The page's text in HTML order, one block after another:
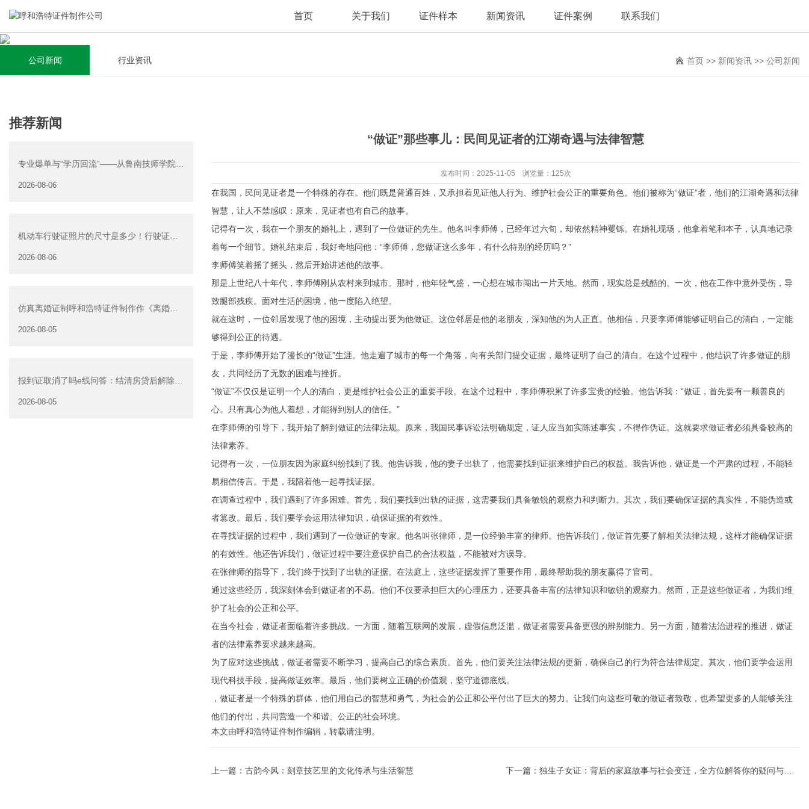
首页 关于我们
关于我们
集研发，设计，制造，安装于一体，多元化的定制需求，为上
千家企业提供过专业定制服务！
查看详情
证件样本 新闻资讯
新闻资讯
全自动流水线规模化生产，准时按期交货，年生产能力超过
40W万方米以上，拥有遍布全国的商务合作伙伴和较为完善的
查看详情
证件案例 联系我们
公司新闻 行业资讯 首页 >> 新闻资讯 >> 公司新闻
推荐新闻
专业爆单与“学历回流”——从鲁南技师学院透
2026-08-06
机动车行驶证照片的尺寸是多少！行驶证照
2026-08-06
仿真离婚证制呼和浩特证件制作作《离婚证
2026-08-05
报到证取消了吗e线问答：结清房贷后解除抵
2026-08-05
“做证”那些事儿：民间见证者的江湖奇遇与法律智慧
发布时间：2025-11-05 浏览量：125次
在我国，民间见证者是一个特殊的存在。他们既是普通百姓，又承担着见证他人行为、维护社会公正的重要角色。他们被称为“做证”者，他们的江湖奇遇和法律
智慧，让人不禁感叹：原来，见证者也有自己的故事。
记得有一次，我在一个朋友的婚礼上，遇到了一位做证的先生。他名叫李师傅，已经年过六旬，却依然精神矍铄。在婚礼现场，他拿着笔和本子，认真地记录
着每一个细节。婚礼结束后，我好奇地问他：“李师傅，您做证这么多年，有什么特别的经历吗？”
李师傅笑着摇了摇头，然后开始讲述他的故事。
那是上世纪八十年代，李师傅刚从农村来到城市。那时，他年轻气盛，一心想在城市闯出一片天地。然而，现实总是残酷的。一次，他在工作中意外受伤，导
致腿部残疾。面对生活的困境，他一度陷入绝望。
就在这时，一位邻居发现了他的困境，主动提出要为他做证。这位邻居是他的老朋友，深知他的为人正直。他相信，只要李师傅能够证明自己的清白，一定能
够得到公正的待遇。
于是，李师傅开始了漫长的“做证”生涯。他走遍了城市的每一个角落，向有关部门提交证据，最终证明了自己的清白。在这个过程中，他结识了许多做证的朋
友，共同经历了无数的困难与挫折。
“做证”不仅仅是证明一个人的清白，更是维护社会公正的重要手段。在这个过程中，李师傅积累了许多宝贵的经验。他告诉我：“做证，首先要有一颗善良的
心。只有真心为他人着想，才能得到别人的信任。”
在李师傅的引导下，我开始了解到做证的法律法规。原来，我国民事诉讼法明确规定，证人应当如实陈述事实，不得作伪证。这就要求做证者必须具备较高的
法律素养。
记得有一次，一位朋友因为家庭纠纷找到了我。他告诉我，他的妻子出轨了，他需要找到证据来维护自己的权益。我告诉他，做证是一个严肃的过程，不能轻
易相信传言。于是，我陪着他一起寻找证据。
在调查过程中，我们遇到了许多困难。首先，我们要找到出轨的证据，这需要我们具备敏锐的观察力和判断力。其次，我们要确保证据的真实性，不能伪造或
者篡改。最后，我们要学会运用法律知识，确保证据的有效性。
在寻找证据的过程中，我们遇到了一位做证的专家。他名叫张律师，是一位经验丰富的律师。他告诉我们，做证首先要了解相关法律法规，这样才能确保证据
的有效性。他还告诉我们，做证过程中要注意保护自己的合法权益，不能被对方误导。
在张律师的指导下，我们终于找到了出轨的证据。在法庭上，这些证据发挥了重要作用，最终帮助我的朋友赢得了官司。
通过这些经历，我深刻体会到做证者的不易。他们不仅要承担巨大的心理压力，还要具备丰富的法律知识和敏锐的观察力。然而，正是这些做证者，为我们维
护了社会的公正和公平。
在当今社会，做证者面临着许多挑战。一方面，随着互联网的发展，虚假信息泛滥，做证者需要具备更强的辨别能力。另一方面，随着法治进程的推进，做证
者的法律素养要求越来越高。
为了应对这些挑战，做证者需要不断学习，提高自己的综合素质。首先，他们要关注法律法规的更新，确保自己的行为符合法律规定。其次，他们要学会运用
现代科技手段，提高做证效率。最后，他们要树立正确的价值观，坚守道德底线。
，做证者是一个特殊的群体，他们用自己的智慧和勇气，为社会的公正和公平付出了巨大的努力。让我们向这些可敬的做证者致敬，也希望更多的人能够关注
他们的付出，共同营造一个和谐、公正的社会环境。
本文由呼和浩特证件制作编辑，转载请注明。
上一篇： 古韵今风：刻章技艺里的文化传承与生活智慧 下一篇： 独生子女证：背后的家庭故事与社会变迁，全方位解答你的疑问与困